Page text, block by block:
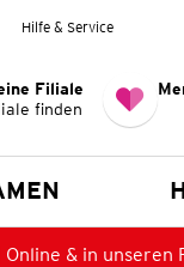
Hilfe & Service
Filiale
finden
& in unseren